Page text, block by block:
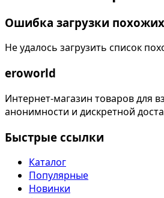
Ошибка загрузки
Не удалось загрузить список
eroworld
Интернет-магазин товаров для
анонимности и дискретной
Быстрые ссылки
Каталог
Популярные
Новинки